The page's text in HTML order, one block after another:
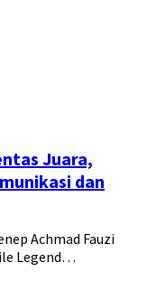
Juara,
dan
Achmad Fauzi
Legend…